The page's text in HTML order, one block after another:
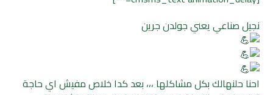
نجيل صناعي يعني جولدن جرين
احنا حلنهالك بكل مشاكلها ،،، بعد كدا خلاص مفيش اي حاجة